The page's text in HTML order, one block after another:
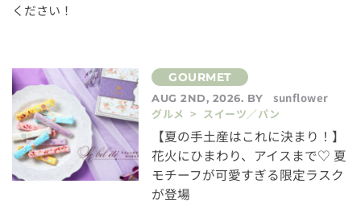
ください！
AUG 2ND, 2026. BY
sunflower
グルメ > スイーツ／パン
【夏の手土産はこれに決まり！】
花火にひまわり、アイスまで♡ 夏
モチーフが可愛すぎる限定ラスク
が登場